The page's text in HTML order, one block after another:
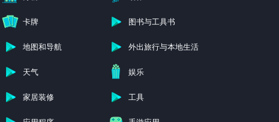
卡牌 图书与工具书
地图和导航 外出旅行与本地生活
天气 娱乐
家居装修 工具